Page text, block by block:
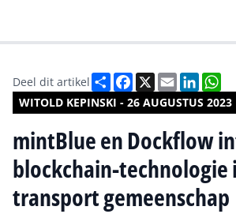
WITOLD KEPINSKI - 26 AUGUSTUS 2023
Deel dit artikel DeelFacebook
X Email
mintBlue en Dockflow
blockchain-technologie
transport gemeenschap